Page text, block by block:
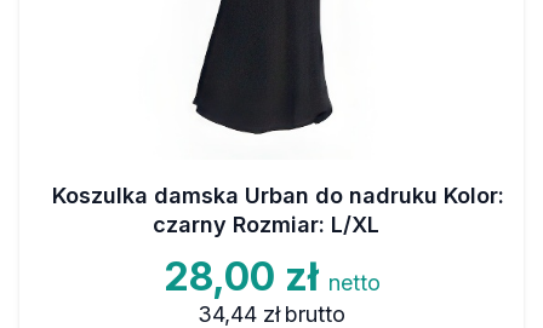
Koszulka damska Urban do nadruku Kolor:
czarny Rozmiar: L/XL
28,00 zł netto
34,44 zł brutto